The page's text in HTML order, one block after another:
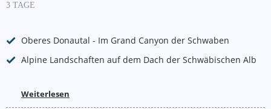
3 TAGE
Oberes Donautal - Im Grand Canyon der Schwaben
Alpine Landschaften auf dem Dach der Schwäbischen Alb
Weiterlesen